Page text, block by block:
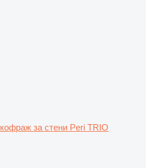
кофраж за стени Peri TRIO